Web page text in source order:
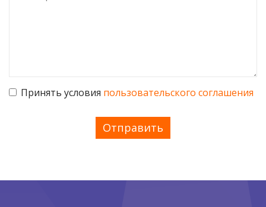
Принять условия пользовательского соглашения